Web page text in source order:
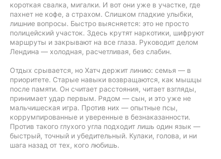
короткая свалка, мигалки. И вот они уже в участке, где
пахнет не кофе, а страхом. Слишком гладкие улыбки,
лишние вопросы. Быстро выясняется: это не просто
полицейский участок. Здесь крутят наркотики, шифруют
маршруты и закрывают на все глаза. Руководит делом
Лендина — холодная, расчетливая, без слабин.
Отдых срывается, но Хатч держит линию: семья — в
приоритете. Старые навыки возвращаются, как мышцы
после памяти. Он считает расстояния, читает взгляды,
принимает удар первым. Рядом — сын, и это уже не
мальчишеская игра. Против них — опытные псы,
коррумпированные и уверенные в безнаказанности.
Против такого глухого угла подходит лишь один язык —
быстрый, точный и убедительный. Кулаки, голова, и ни
шага назад от тех, кого любишь.